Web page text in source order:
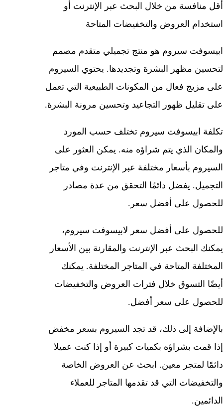
أقل منافسة من خلال البحث عبر الإنترنت أو
استخدام العروض والتخفيضات المتاحة
ابيسوفت سيروم هو منتج تجميلي متقدم مصمم
لتحسين مظهر البشرة وتجديدها. يحتوي السيروم
على مزيج فعال من المكونات الطبيعية التي تعمل
على تقليل ظهور التجاعيد وتحسين مرونة البشرة.
تكلفة ابيسوفت سيروم تختلف حسب المورد
والمكان الذي يتم شراؤه منه. يمكن العثور على
السيروم بأسعار مختلفة عبر الإنترنت وفي متاجر
التجميل. يفضل دائمًا التحقق من عدة مصادر
للحصول على أفضل سعر.
للحصول على أفضل سعر لابيسوفت سيروم،
يمكنك البحث عبر الإنترنت والمقارنة بين الأسعار
المختلفة المتاحة في المتاجر المختلفة. يمكنك
أيضًا التسوق خلال فترات العروض والتخفيضات
للحصول على سعر أفضل.
بالإضافة إلى ذلك، قد تجد السيروم بسعر مخفض
إذا قمت بشراؤه بكميات كبيرة أو إذا كنت عميلا
دائمًا لمتجر معين. ابحث عن العروض الخاصة
والتخفيضات التي قد تقدمها المتاجر للعملاء
الدائمين.